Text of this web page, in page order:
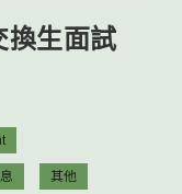
換生面試
其他